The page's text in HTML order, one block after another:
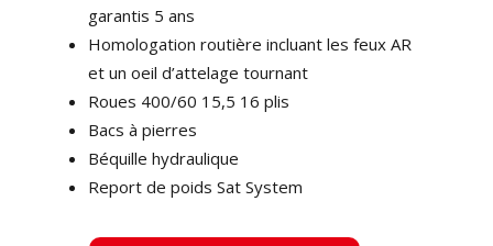
garantis 5 ans
Homologation routière incluant les feux AR
et un oeil d’attelage tournant
Roues 400/60 15,5 16 plis
Bacs à pierres
Béquille hydraulique
Report de poids Sat System